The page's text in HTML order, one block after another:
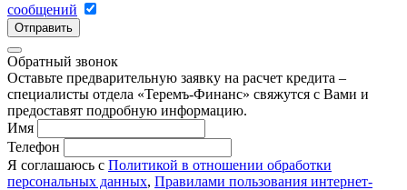
сообщений
Отправить
Обратный звонок
Оставьте предварительную заявку на расчет кредита –
специалисты отдела «Теремъ-Финанс» свяжутся с Вами и
предоставят подробную информацию.
Имя
Телефон
Я соглашаюсь с Политикой в отношении обработки
персональных данных, Правилами пользования интернет-